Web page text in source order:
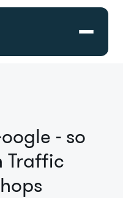
- so
Traffic